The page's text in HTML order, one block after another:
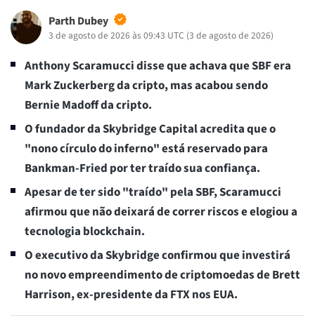
Parth Dubey
3 de agosto de 2026 às 09:43 UTC (3 de agosto de 2026)
Anthony Scaramucci disse que achava que SBF era
Mark Zuckerberg da cripto, mas acabou sendo
Bernie Madoff da cripto.
O fundador da Skybridge Capital acredita que o
"nono círculo do inferno" está reservado para
Bankman-Fried por ter traído sua confiança.
Apesar de ter sido "traído" pela SBF, Scaramucci
afirmou que não deixará de correr riscos e elogiou a
tecnologia blockchain.
O executivo da Skybridge confirmou que investirá
no novo empreendimento de criptomoedas de Brett
Harrison, ex-presidente da FTX nos EUA.